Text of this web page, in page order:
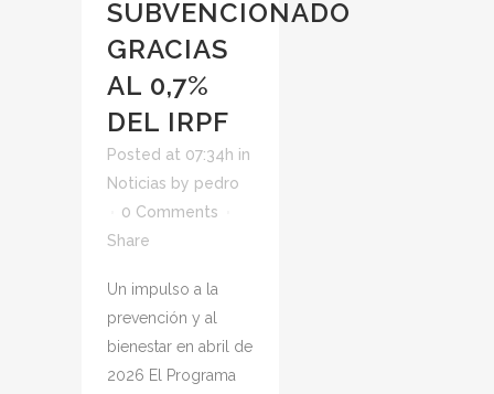
SUBVENCIONADO
GRACIAS
AL 0,7%
DEL IRPF
Posted at 07:34h in
Noticias by pedro
0 Comments
Share
Un impulso a la
prevención y al
bienestar en abril de
2026 El Programa